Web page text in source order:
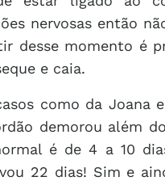
nervosas então
desse momento é
e caia.
como da Joana
demorou além
é de 4 a 10
22 dias! Sim e